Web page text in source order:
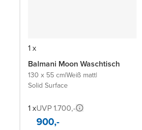
1 x
Balmani Moon Waschtisch
130 x 55 cm|Weiß matt|
Solid Surface
1 xUVP 1.700,-
900,-